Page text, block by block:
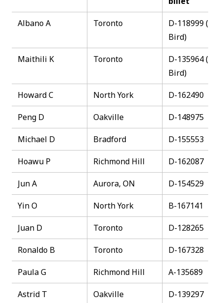
Albano A Toronto
D-118999
Bird)
Maithili K Toronto
D-135964
Bird)
Howard C North York D-162490
Peng D Oakville D-148975
Michael D Bradford D-155553
Hoawu P Richmond Hill D-162087
Jun A Aurora, ON D-154529
Yin O North York B-167141
Juan D Toronto D-128265
Ronaldo B Toronto D-167328
Paula G Richmond Hill A-135689
Astrid T Oakville D-139297